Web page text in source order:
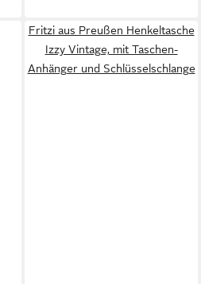
Fritzi aus Preußen Henkeltasche
Izzy Vintage, mit Taschen-
Anhänger und Schlüsselschlange